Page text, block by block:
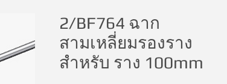
2/BF764 ฉาก
สามเหลี่ยมรองราง
สำหรับ ราง 100mm